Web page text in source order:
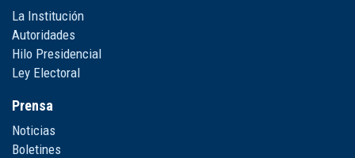
La Institución
Autoridades
Hilo Presidencial
Ley Electoral
Prensa
Noticias
Boletines